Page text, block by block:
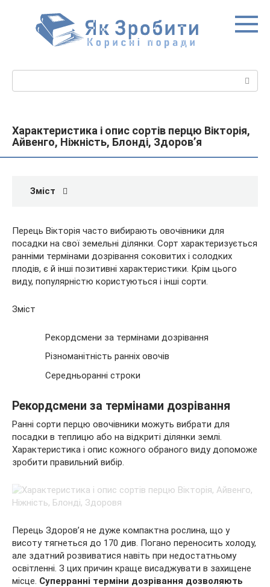
Характеристика і опис сортів перцю Вікторія,
Айвенго, Ніжність, Блонді, Здоров’я
Зміст
Перець Вікторія часто вибирають овочівники для
посадки на свої земельні ділянки. Сорт характеризується
ранніми термінами дозрівання соковитих і солодких
плодів, є й інші позитивні характеристики. Крім цього
виду, популярністю користуються і інші сорти.
Зміст
Рекордсмени за термінами дозрівання
Різноманітність ранніх овочів
Середньоранні строки
Рекордсмени за термінами дозрівання
Ранні сорти перцю овочівники можуть вибрати для
посадки в теплицю або на відкриті ділянки землі.
Характеристика і опис кожного обраного виду допоможе
зробити правильний вибір.
Перець Здоров’я не дуже компактна рослина, що у
висоту тягнеться до 170 див. Погано переносить холоду,
але здатний розвиватися навіть при недостатньому
освітленні. З цих причин краще висаджувати в захищене
місце. Суперранні терміни дозрівання дозволяють